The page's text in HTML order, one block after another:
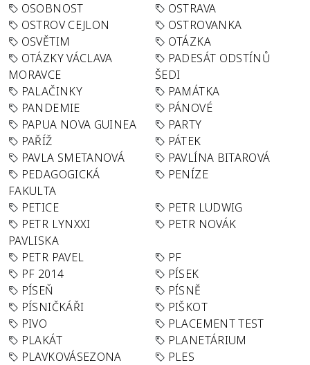
OSOBNOST
OSTRAVA
OSTROV CEJLON
OSTROVANKA
OSVĚTIM
OTÁZKA
OTÁZKY VÁCLAVA
MORAVCE
PADESÁT ODSTÍNŮ
ŠEDI
PALAČINKY
PAMÁTKA
PANDEMIE
PÁNOVÉ
PAPUA NOVA GUINEA
PARTY
PAŘÍŽ
PÁTEK
PAVLA SMETANOVÁ
PAVLÍNA BITAROVÁ
PEDAGOGICKÁ
FAKULTA
PENÍZE
PETICE
PETR LUDWIG
PETR LYNXXI
PAVLISKA
PETR NOVÁK
PETR PAVEL
PF
PF 2014
PÍSEK
PÍSEŇ
PÍSNĚ
PÍSNIČKÁŘI
PIŠKOT
PIVO
PLACEMENT TEST
PLAKÁT
PLANETÁRIUM
PLAVKOVÁSEZONA
PLES